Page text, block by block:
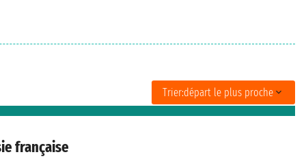
Trier:départ le plus proche
française